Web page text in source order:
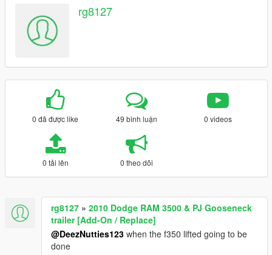
rg8127
0 đã được like 49 bình luận 0 videos
0 tải lên 0 theo dõi
rg8127 » 2010 Dodge RAM 3500 & PJ Gooseneck
trailer [Add-On / Replace]
@DeezNutties123 when the f350 lifted going to be
done